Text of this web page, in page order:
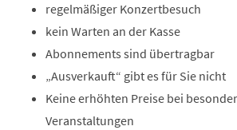
regelmäßiger Konzertbesuch
kein Warten an der Kasse
Abonnements sind übertragbar
„Ausverkauft“ gibt es für Sie nicht
Keine erhöhten Preise bei
Veranstaltungen